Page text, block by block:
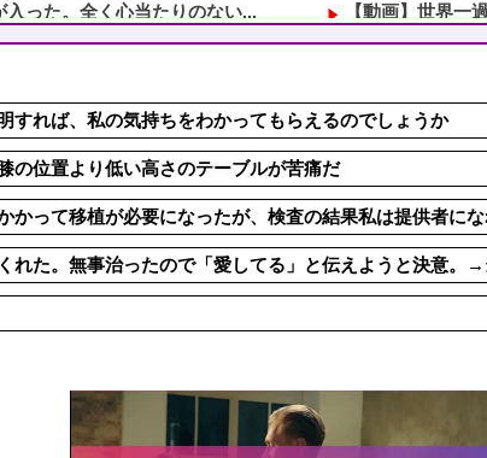
った。全く心当たりのない...
洗っても落ちないんだよ...
。優雅にお菓子食べられるも...
しててワロ
彼「魚、捌くの？」「刺身買...
【動画】世界一
【米国】バイデ
欠勤連絡してき
夫婦で家を購入
すれば、私の気持ちをわかってもらえるのでしょうか
の位置より低い高さのテーブルが苦痛だ
かって移植が必要になったが、検査の結果私は提供者に
れた。無事治ったので「愛してる」と伝えようと決意。